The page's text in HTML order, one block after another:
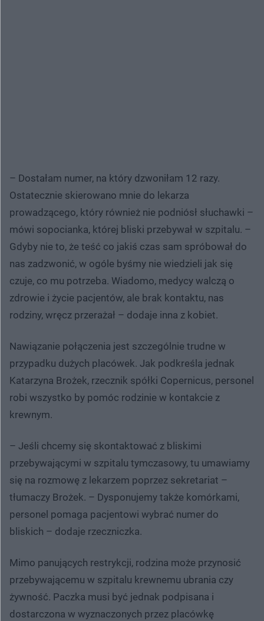
– Dostałam numer, na który dzwoniłam 12 razy.
Ostatecznie skierowano mnie do lekarza
prowadzącego, który również nie podniósł słuchawki –
mówi sopocianka, której bliski przebywał w szpitalu. –
Gdyby nie to, że teść co jakiś czas sam spróbował do
nas zadzwonić, w ogóle byśmy nie wiedzieli jak się
czuje, co mu potrzeba. Wiadomo, medycy walczą o
zdrowie i życie pacjentów, ale brak kontaktu, nas
rodziny, wręcz przerażał – dodaje inna z kobiet.
Nawiązanie połączenia jest szczególnie trudne w
przypadku dużych placówek. Jak podkreśla jednak
Katarzyna Brożek, rzecznik spółki Copernicus, personel
robi wszystko by pomóc rodzinie w kontakcie z
krewnym.
– Jeśli chcemy się skontaktować z bliskimi
przebywającymi w szpitalu tymczasowy, tu umawiamy
się na rozmowę z lekarzem poprzez sekretariat –
tłumaczy Brożek. – Dysponujemy także komórkami,
personel pomaga pacjentowi wybrać numer do
bliskich – dodaje rzeczniczka.
Mimo panujących restrykcji, rodzina może przynosić
przebywającemu w szpitalu krewnemu ubrania czy
żywność. Paczka musi być jednak podpisana i
dostarczona w wyznaczonych przez placówkę